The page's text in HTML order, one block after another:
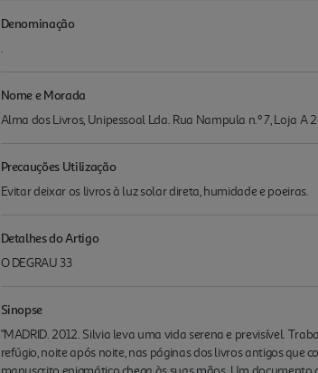
Denominação
.
Nome e Morada
Alma dos Livros, Unipessoal Lda. Rua Nampula n.º 7, Loja A
Precauções Utilização
Evitar deixar os livros à luz solar direta, humidade e poeiras.
Detalhes do Artigo
O DEGRAU 33
Sinopse
"MADRID. 2012. Silvia leva uma vida serena e previsível.
refúgio, noite após noite, nas páginas dos livros antigos que